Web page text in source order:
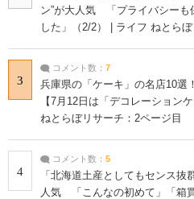
ン”が大人気 「プライバシーも
した」（2/2） | ライフ ねとら
3
コメント数： 7
兵庫県の「ケーキ」の名店10
【7月12日は「デコレーション
ねとらぼリサーチ：2ページ目
4
コメント数： 5
「北海道土産としてもセンス抜
人気 「こんなの初めて」「箱